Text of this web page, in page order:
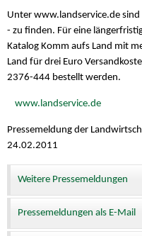
Unter www.landservice.de
- zu finden. Für eine
Katalog Komm aufs Land mit
Land für drei Euro
2376-444 bestellt werden.
www.landservice.de
Pressemeldung der
24.02.2011
Weitere Pressemeldungen
Pressemeldungen als E-Mail